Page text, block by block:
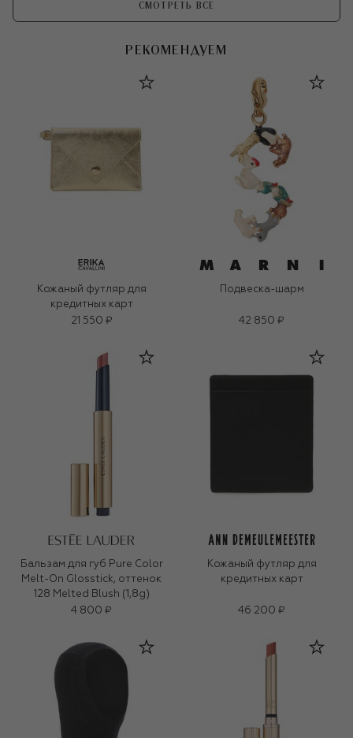
СМОТРЕТЬ ВСЕ
РЕКОМЕНДУЕМ
Кожаный футляр для
кредитных карт
21 550 ₽
Подвеска-шарм
42 850 ₽
Бальзам для губ Pure Color
Melt-On Glosstick, оттенок
128 Melted Blush (1,8g)
4 800 ₽
Кожаный футляр для
кредитных карт
46 200 ₽